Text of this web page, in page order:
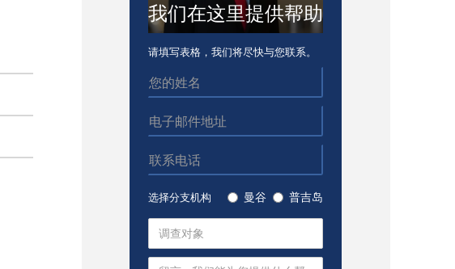
我们在这里提供帮助
请填写表格，我们将尽快与您联系。
选择分支机构 曼谷 普吉岛